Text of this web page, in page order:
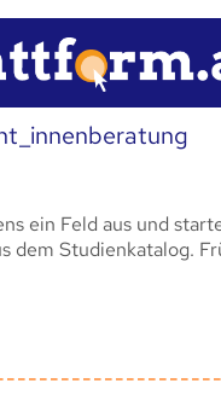
ein Feld aus und
dem Studienkatalog.